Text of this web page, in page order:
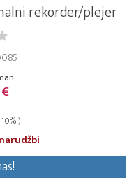
rekorder/plejer
)